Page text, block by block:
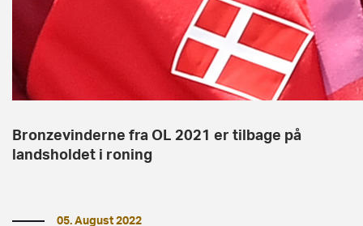
Bronzevinderne fra OL 2021 er tilbage på
landsholdet i roning
05. August 2022